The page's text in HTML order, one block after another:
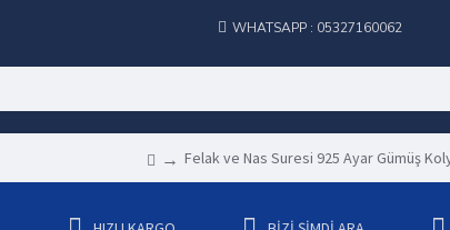
WHATSAPP : 05327160062
Felak ve Nas Suresi 925 Ayar Gümüş